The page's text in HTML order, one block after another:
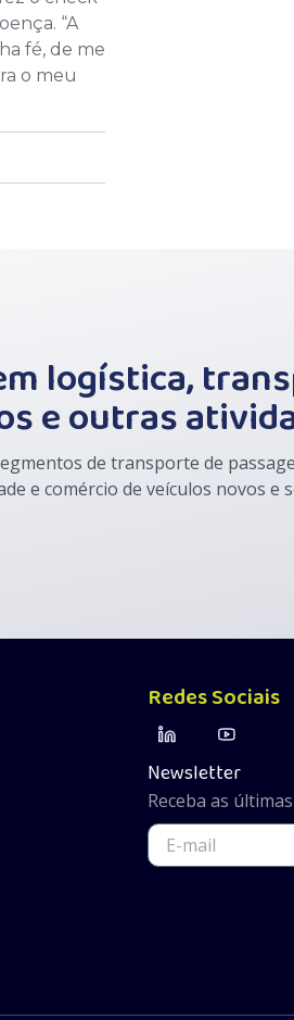
“A
fé, de me
o meu
logística,
e outras
de transporte de
e comércio de veículos novos e
Redes Sociais
Newsletter
Receba as